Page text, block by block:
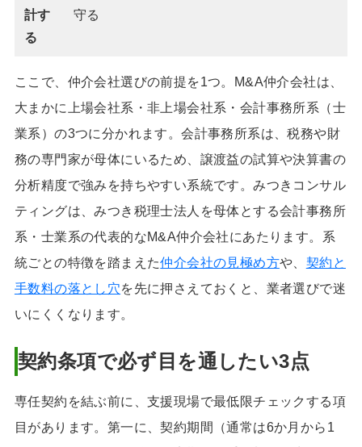
計す
る
守る
ここで、仲介会社選びの前提を1つ。M&A仲介会社は、
大まかに上場会社系・非上場会社系・会計事務所系（士
業系）の3つに分かれます。会計事務所系は、税務や財
務の専門家が母体にいるため、譲渡益の試算や決算書の
分析精度で強みを持ちやすい系統です。みつきコンサル
ティングは、みつき税理士法人を母体とする会計事務所
系・士業系の代表的なM&A仲介会社にあたります。系
統ごとの特徴を踏まえた仲介会社の見極め方や、 契約と
手数料の落とし穴を先に押さえておくと、業者選びで迷
いにくくなります。
契約条項で必ず目を通したい3点
専任契約を結ぶ前に、支援現場で最低限チェックする項
目があります。第一に、契約期間（通常は6か月から1